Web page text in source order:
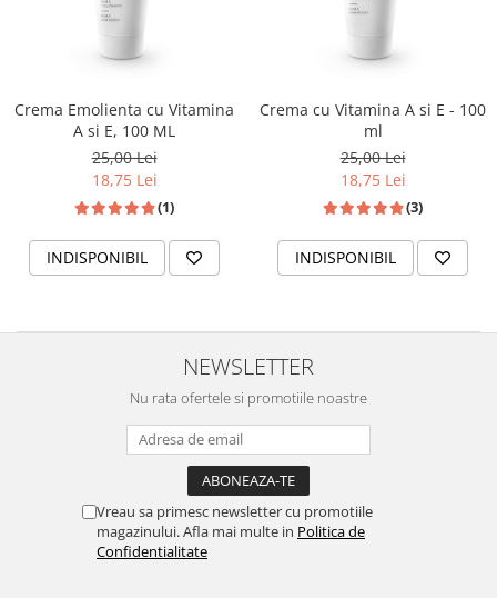
Crema Emolienta cu Vitamina
A si E, 100 ML
25,00 Lei
18,75 Lei
(1)
INDISPONIBIL
Crema cu Vitamina A si E - 100
ml
25,00 Lei
18,75 Lei
(3)
INDISPONIBIL
NEWSLETTER
Nu rata ofertele si promotiile noastre
Vreau sa primesc newsletter cu promotiile
magazinului. Afla mai multe in Politica de
Confidentialitate